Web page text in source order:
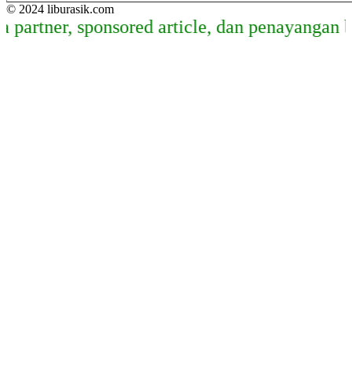
© 2024 liburasik.com
article, dan penayangan